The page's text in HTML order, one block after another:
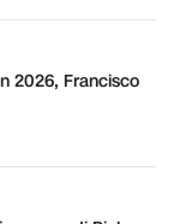
2026, Francisco